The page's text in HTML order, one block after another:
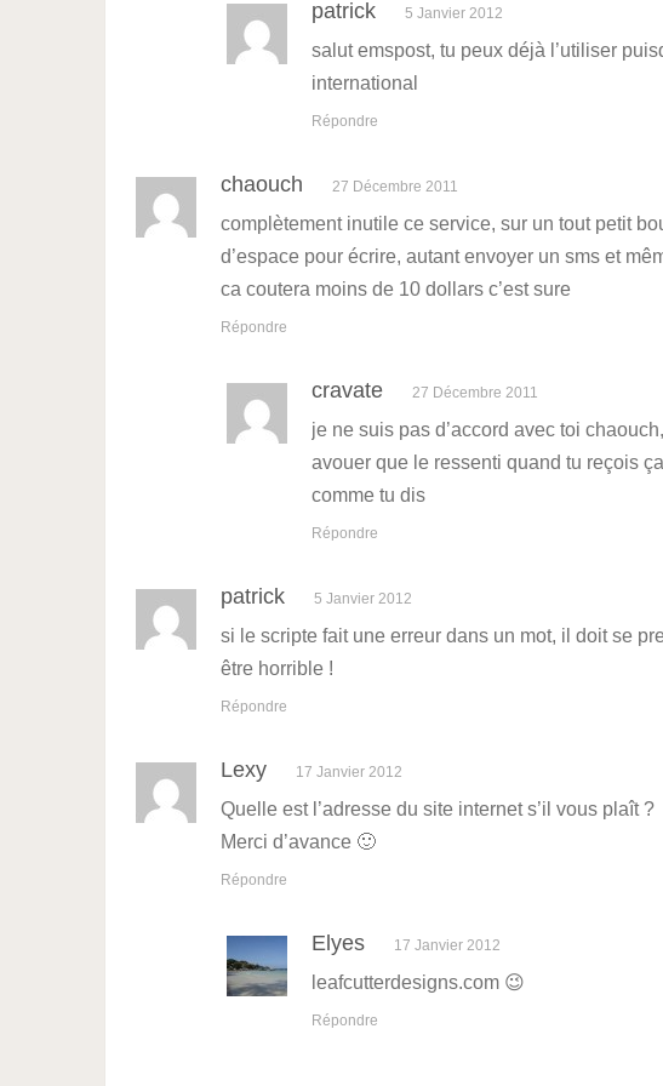
patrick 5 Janvier 2012
salut emspost, tu peux déjà l’utiliser
international
Répondre
chaouch 27 Décembre 2011
complètement inutile ce service, sur un tout petit
d’espace pour écrire, autant envoyer un sms et
ca coutera moins de 10 dollars c’est sure
Répondre
cravate 27 Décembre 2011
je ne suis pas d’accord avec toi
avouer que le ressenti quand tu reçois
comme tu dis
Répondre
patrick 5 Janvier 2012
si le scripte fait une erreur dans un mot, il doit se
être horrible !
Répondre
Lexy 17 Janvier 2012
Quelle est l’adresse du site internet s’il vous plaît ?
Merci d’avance 🙂
Répondre
Elyes 17 Janvier 2012
leafcutterdesigns.com 😉
Répondre